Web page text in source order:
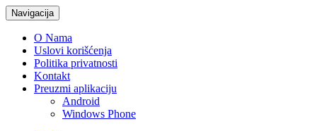
Navigacija
O Nama
Uslovi korišćenja
Politika privatnosti
Kontakt
Preuzmi aplikaciju
Android
Windows Phone